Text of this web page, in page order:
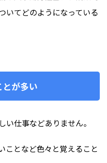
いてどのようになっている
が多い
い仕事などありません。
ことなど色々と覚えること